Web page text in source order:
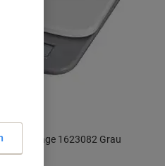
Briefwaage 1623082 Grau